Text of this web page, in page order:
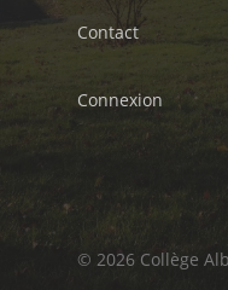
Contact
Connexion
© 2026 Collège